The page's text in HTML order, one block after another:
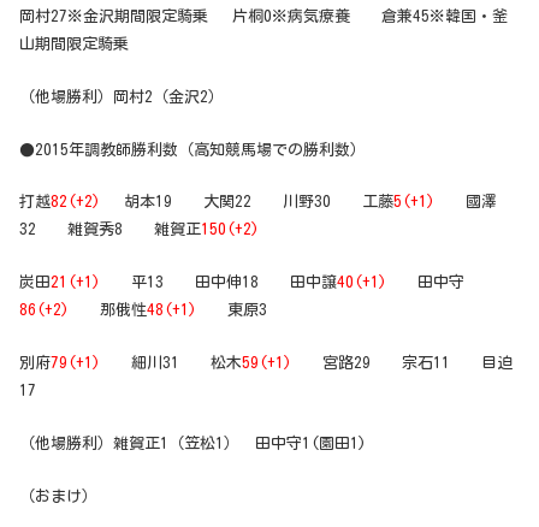
岡村27※金沢期間限定騎乗 片桐0※病気療養 倉兼45※韓国・釜
山期間限定騎乗
（他場勝利）岡村2（金沢2）
●2015年調教師勝利数（高知競馬場での勝利数）
打越82(+2) 胡本19 大関22 川野30 工藤5(+1)
國澤
32 雑賀秀8 雑賀正150(+2)
炭田 21(+1) 平13 田中伸18 田中譲40(+1)
田中守
86(+2)
那俄性48(+1) 東原3
別府79(+1) 細川31 松木59(+1)
宮路29 宗石11 目迫
17
（他場勝利）雑賀正1（笠松1） 田中守1(園田1)
（おまけ）